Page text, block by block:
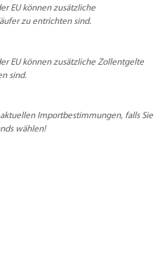
EU können zusätzliche
zu entrichten sind.
EU können zusätzliche Zollentgelte
sind.
Importbestimmungen, falls Sie
wählen!